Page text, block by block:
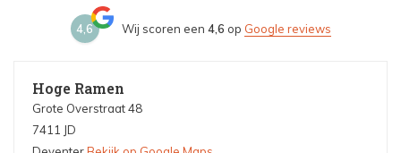
4,6 Wij scoren een 4,6 op Google reviews
Hoge Ramen
Grote Overstraat 48
7411 JD